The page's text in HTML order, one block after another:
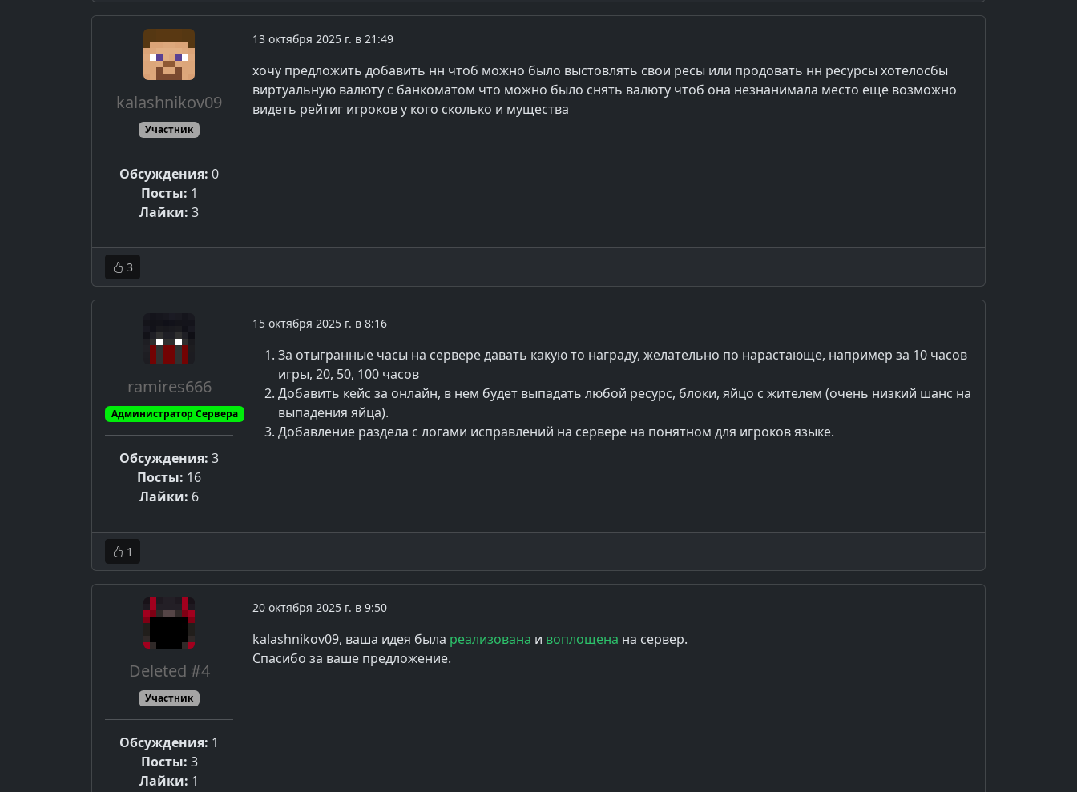
kalashnikov09
Участник
Обсуждения: 0
Посты: 1
Лайки: 3
13 октября 2025 г. в 21:49
хочу предложить добавить нн чтоб можно было выстовлять свои ресы или продовать нн ресурсы хотелосбы
виртуальную валюту с банкоматом что можно было снять валюту чтоб она незнанимала место еще возможно
видеть рейтиг игроков у кого сколько и мущества
3
ramires666
Администратор Сервера
Обсуждения: 3
Посты: 16
Лайки: 6
15 октября 2025 г. в 8:16
За отыгранные часы на сервере давать какую то награду, желательно по нарастающе, например за 10 часов
игры, 20, 50, 100 часов
Добавить кейс за онлайн, в нем будет выпадать любой ресурс, блоки, яйцо с жителем (очень низкий шанс на
выпадения яйца).
Добавление раздела с логами исправлений на сервере на понятном для игроков языке.
1
Deleted #4
Участник
Обсуждения: 1
Посты: 3
Лайки: 1
20 октября 2025 г. в 9:50
kalashnikov09, ваша идея была реализована и воплощена на сервер.
Спасибо за ваше предложение.